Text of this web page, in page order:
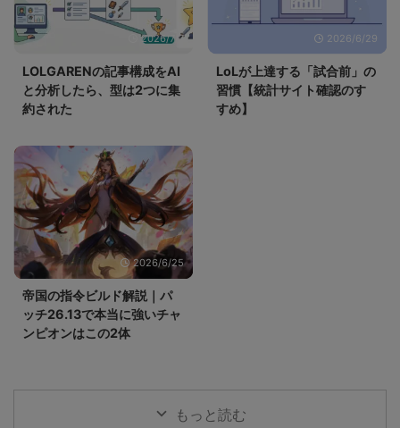
2026/7/7
LOLGARENの記事構成をAI
と分析したら、型は2つに集
約された
2026/6/29
LoLが上達する「試合前」の
習慣【統計サイト確認のす
すめ】
2026/6/25
帝国の指令ビルド解説｜パ
ッチ26.13で本当に強いチャ
ンピオンはこの2体
もっと読む